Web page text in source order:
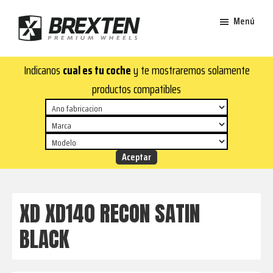
contenido
principal
de
página
Brexten
aluminio
premium
¡En
Brexten.com
encontrarás
aluminio
top!
y
estilo
para
Menú
Indicanos cual es tu cochey te mostraremos solamente
productos compatibles
XD XD140 RECON SATIN
BLACK